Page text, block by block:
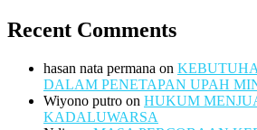
Recent Comments
hasan nata permana on
DALAM PENETAPAN UPAH
Wiyono putro on HUKUM
KADALUWARSA